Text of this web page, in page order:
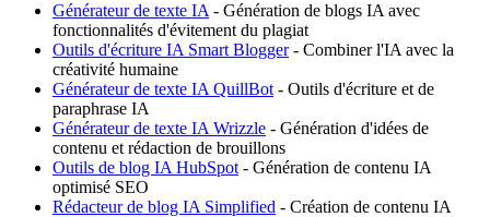
Générateur de texte IA- Génération de blogs IA avec
fonctionnalités d'évitement du plagiat
Outils d'écriture IA Smart Blogger- Combiner l'IA avec la
créativité humaine
Générateur de texte IA QuillBot- Outils d'écriture et de
paraphrase IA
Générateur de texte IA Wrizzle - Génération d'idées de
contenu et rédaction de brouillons
Outils de blog IA HubSpot- Génération de contenu IA
optimisé SEO
Rédacteur de blog IA Simplified - Création de contenu IA